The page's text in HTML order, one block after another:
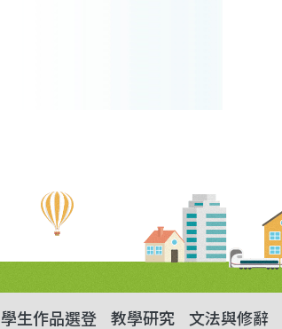
學生作品選登 教學研究 文法與修辭